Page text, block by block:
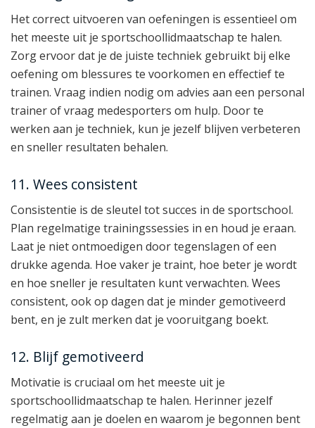
Het correct uitvoeren van oefeningen is essentieel om
het meeste uit je sportschoollidmaatschap te halen.
Zorg ervoor dat je de juiste techniek gebruikt bij elke
oefening om blessures te voorkomen en effectief te
trainen. Vraag indien nodig om advies aan een personal
trainer of vraag medesporters om hulp. Door te
werken aan je techniek, kun je jezelf blijven verbeteren
en sneller resultaten behalen.
11. Wees consistent
Consistentie is de sleutel tot succes in de sportschool.
Plan regelmatige trainingssessies in en houd je eraan.
Laat je niet ontmoedigen door tegenslagen of een
drukke agenda. Hoe vaker je traint, hoe beter je wordt
en hoe sneller je resultaten kunt verwachten. Wees
consistent, ook op dagen dat je minder gemotiveerd
bent, en je zult merken dat je vooruitgang boekt.
12. Blijf gemotiveerd
Motivatie is cruciaal om het meeste uit je
sportschoollidmaatschap te halen. Herinner jezelf
regelmatig aan je doelen en waarom je begonnen bent